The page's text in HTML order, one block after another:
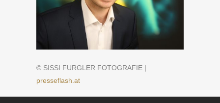
© SISSI FURGLER FOTOGRAFIE |
presseflash.at